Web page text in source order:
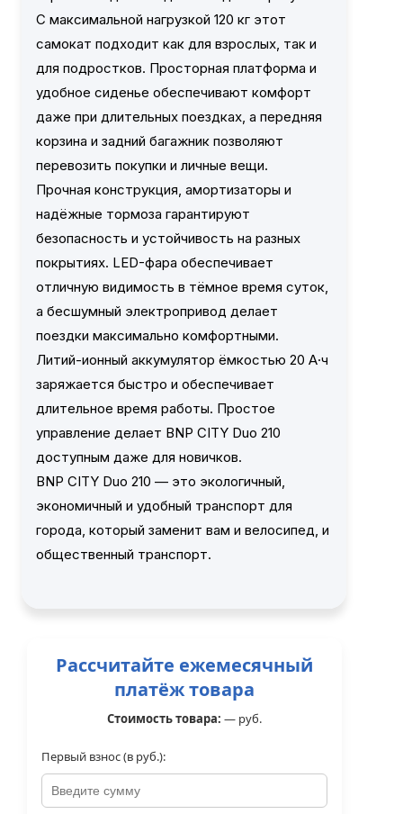
С максимальной нагрузкой 120 кг этот
самокат подходит как для взрослых, так и
для подростков. Просторная платформа и
удобное сиденье обеспечивают комфорт
даже при длительных поездках, а передняя
корзина и задний багажник позволяют
перевозить покупки и личные вещи.
Прочная конструкция, амортизаторы и
надёжные тормоза гарантируют
безопасность и устойчивость на разных
покрытиях. LED-фара обеспечивает
отличную видимость в тёмное время суток,
а бесшумный электропривод делает
поездки максимально комфортными.
Литий-ионный аккумулятор ёмкостью 20 А·ч
заряжается быстро и обеспечивает
длительное время работы. Простое
управление делает BNP CITY Duo 210
доступным даже для новичков.
BNP CITY Duo 210 — это экологичный,
экономичный и удобный транспорт для
города, который заменит вам и велосипед, и
общественный транспорт.
Рассчитайте ежемесячный
платёж товара
Стоимость товара: — руб.
Первый взнос (в руб.):